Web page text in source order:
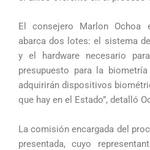
El consejero Marlon Ochoa
abarca dos lotes: el sistema
y el hardware necesario
presupuesto para la
adquirirán dispositivos
que hay en el Estado”, detalló
La comisión encargada del
presentada, cuyo